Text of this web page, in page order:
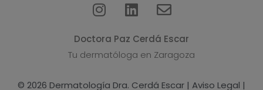
Doctora Paz Cerdá Escar
Tu dermatóloga en Zaragoza
© 2026 Dermatología Dra. Cerdá Escar | Aviso Legal |